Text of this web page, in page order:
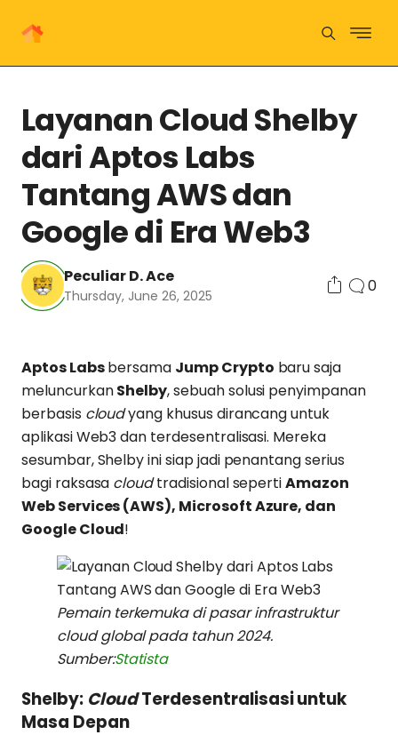
Layanan Cloud Shelby
dari Aptos Labs
Tantang AWS dan
Google di Era Web3
Peculiar D. Ace
Thursday, June 26, 2025
0
Aptos Labsbersama Jump Crypto baru saja
meluncurkanShelby, sebuah solusi penyimpanan
berbasis cloudyang khusus dirancang untuk
aplikasi Web3 dan terdesentralisasi. Mereka
sesumbar, Shelby ini siap jadi penantang serius
bagi raksasa cloudtradisional sepertiAmazon
Web Services (AWS), Microsoft Azure, dan
Google Cloud!
Pemain terkemuka di pasar infrastruktur
cloud global pada tahun 2024.
Sumber:Statista
Shelby: CloudTerdesentralisasi untuk
Masa Depan